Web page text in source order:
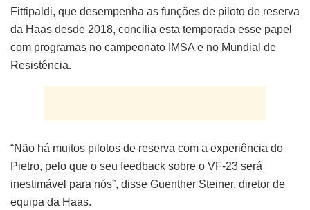
Fittipaldi, que desempenha as funções de piloto de reserva
da Haas desde 2018, concilia esta temporada esse papel
com programas no campeonato IMSA e no Mundial de
Resistência.
“Não há muitos pilotos de reserva com a experiência do
Pietro, pelo que o seu feedback sobre o VF-23 será
inestimável para nós”, disse Guenther Steiner, diretor de
equipa da Haas.